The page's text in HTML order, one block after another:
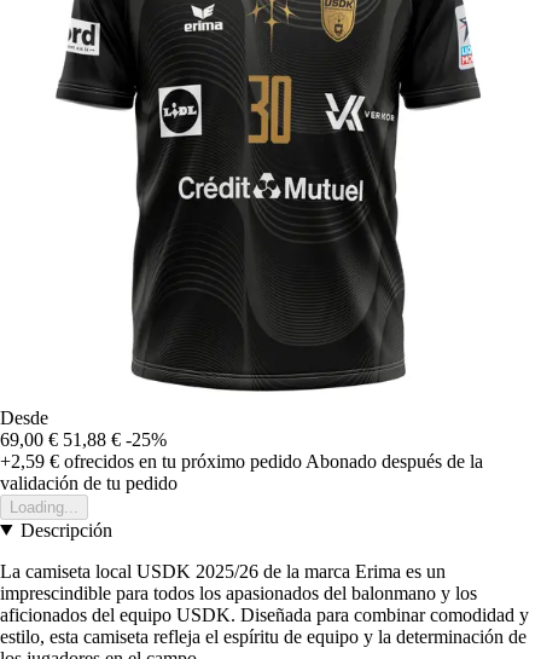
Desde
69,00 € 51,88 € -25%
+2,59 € ofrecidos en tu próximo pedido Abonado después de la
validación de tu pedido
Loading...
Descripción
La camiseta local USDK 2025/26 de la marca Erima es un
imprescindible para todos los apasionados del balonmano y los
aficionados del equipo USDK. Diseñada para combinar comodidad y
estilo, esta camiseta refleja el espíritu de equipo y la determinación de